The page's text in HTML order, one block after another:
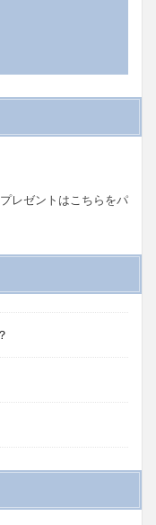
レゼントはこちらをパ